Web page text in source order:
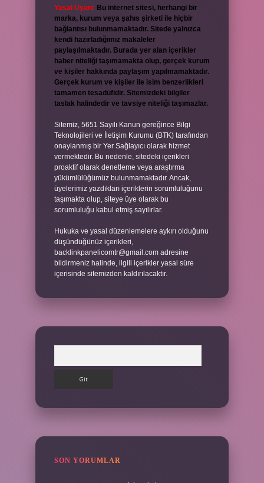
Yasal Uyarı: Bu internet sitesi, herhangi bir
marka, kurum veya şahıs şirketi ile hiçbir
bağlantısı bulunmamaktadır. Sitede yalnızca
kendi hazırladığımız makaleler
paylaşılmaktadır. Burada yer alan içerikler
haber niteliği taşımamakta olup, gerçek kurum
ve kişiler hakkında paylaşım yapılmamaktadır.
Gerçek kurum ve kişiler ile isim benzerlikleri
tamamen tesadüfidir. Sitemizdeki bilgiler
taslak halindedir ve tavsiye niteliği taşımazlar.
Sitemiz, 5651 Sayılı Kanun gereğince Bilgi
Teknolojileri ve İletişim Kurumu (BTK) tarafından
onaylanmış bir Yer Sağlayıcı olarak hizmet
vermektedir. Bu nedenle, sitedeki içerikleri
proaktif olarak denetleme veya araştırma
yükümlülüğümüz bulunmamaktadır. Ancak,
üyelerimiz yazdıkları içeriklerin sorumluluğunu
taşımakta olup, siteye üye olarak bu
sorumluluğu kabul etmiş sayılırlar.
Hukuka ve yasal düzenlemelere aykırı olduğunu
düşündüğünüz içerikleri,
backlinkpanelicomtr@gmail.com adresine
bildirmeniz halinde, ilgili içerikler yasal süre
içerisinde sitemizden kaldırılacaktır.
SON YORUMLAR